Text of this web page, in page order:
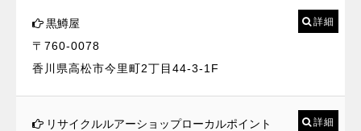
黒鱒屋
〒760-0078
香川県高松市今里町2丁目44-3-1F
詳細
リサイクルルアーショップローカルポイント
詳細